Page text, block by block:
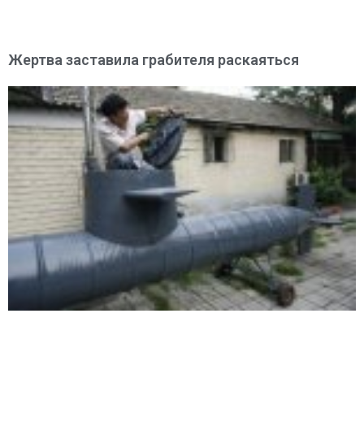
Жертва заставила грабителя раскаяться